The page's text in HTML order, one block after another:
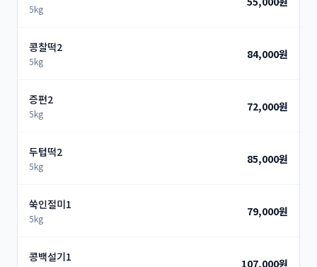
5kg
콩찰떡2
5kg
84,000원
증편2
5kg
72,000원
두텁떡2
5kg
85,000원
쑥인절미1
5kg
79,000원
콩백설기1 107,000원